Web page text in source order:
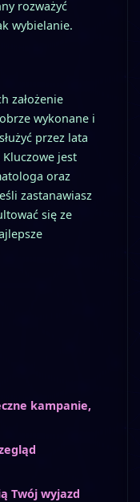
rozważyć
wybielanie.
założenie
wykonane i
przez lata
jest
oraz
zastanawiasz
się ze
kampanie,
Twój wyjazd